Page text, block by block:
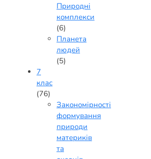
Природні
комплекси
(6)
Планета
людей
(5)
7
клас
(76)
Закономірності
формування
природи
материків
та